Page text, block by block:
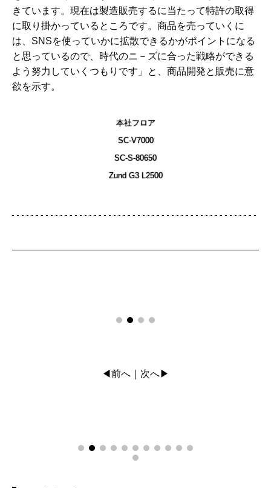
きています。現在は製造販売するに当たって特許の取得
に取り掛かっているところです。商品を売っていくに
は、SNSを使っていかに拡散できるかがポイントになる
と思っているので、時代のニ－ズに合った戦略ができる
よう努力していくつもりです」と、商品開発と販売に意
欲を示す。
本社フロア
SC-V7000
SC-S-80650
Zund G3 L2500
◀前へ 次へ▶